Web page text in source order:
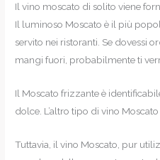
Il vino moscato di solito viene
Il luminoso Moscato è il più
servito nei ristoranti. Se dovessi
mangi fuori, probabilmente ti
Il Moscato frizzante è
dolce. L’altro tipo di vino
Tuttavia, il vino Moscato, pur